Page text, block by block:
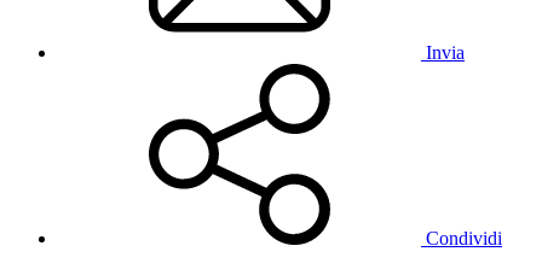
Invia
Condividi